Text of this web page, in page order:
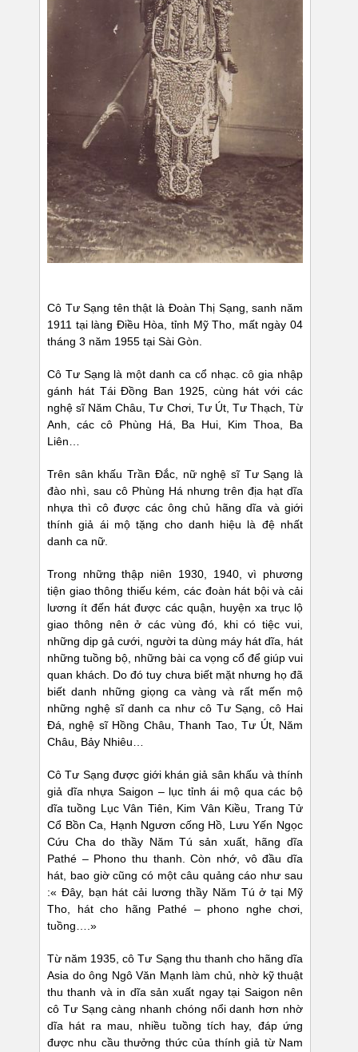
Cô Tư Sạng tên thật là Đoàn Thị Sạng, sanh năm
1911 tại làng Điều Hòa, tỉnh Mỹ Tho, mất ngày 04
tháng 3 năm 1955 tại Sài Gòn.
Cô Tư Sạng là một danh ca cổ nhạc. cô gia nhập
gánh hát Tái Đồng Ban 1925, cùng hát với các
nghệ sĩ Năm Châu, Tư Chơi, Tư Út, Tư Thạch, Từ
Anh, các cô Phùng Há, Ba Hui, Kim Thoa, Ba
Liên…
Trên sân khấu Trần Đắc, nữ nghệ sĩ Tư Sạng là
đào nhì, sau cô Phùng Há nhưng trên địa hạt dĩa
nhựa thì cô được các ông chủ hãng dĩa và giới
thính giả ái mộ tặng cho danh hiệu là đệ nhất
danh ca nữ.
Trong những thập niên 1930, 1940, vì phương
tiện giao thông thiếu kém, các đoàn hát bội và cải
lương ít đến hát được các quận, huyện xa trục lộ
giao thông nên ở các vùng đó, khi có tiệc vui,
những dịp gả cưới, người ta dùng máy hát dĩa, hát
những tuồng bộ, những bài ca vọng cổ để giúp vui
quan khách. Do đó tuy chưa biết mặt nhưng họ đã
biết danh những giọng ca vàng và rất mến mộ
những nghệ sĩ danh ca như cô Tư Sạng, cô Hai
Đá, nghệ sĩ Hồng Châu, Thanh Tao, Tư Út, Năm
Châu, Bảy Nhiêu…
Cô Tư Sạng được giới khán giả sân khấu và thính
giả dĩa nhựa Saigon – lục tỉnh ái mộ qua các bộ
dĩa tuồng Lục Vân Tiên, Kim Vân Kiều, Trang Tử
Cổ Bồn Ca, Hạnh Ngươn cống Hồ, Lưu Yến Ngọc
Cứu Cha do thầy Năm Tú sản xuất, hãng dĩa
Pathé – Phono thu thanh. Còn nhớ, vô đầu dĩa
hát, bao giờ cũng có một câu quảng cáo như sau
:« Đây, bạn hát cải lương thầy Năm Tú ở tại Mỹ
Tho, hát cho hãng Pathé – phono nghe chơi,
tuồng….»
Từ năm 1935, cô Tư Sạng thu thanh cho hãng dĩa
Asia do ông Ngô Văn Mạnh làm chủ, nhờ kỹ thuật
thu thanh và in dĩa sản xuất ngay tại Saigon nên
cô Tư Sạng càng nhanh chóng nổi danh hơn nhờ
dĩa hát ra mau, nhiều tuồng tích hay, đáp ứng
được nhu cầu thưởng thức của thính giả từ Nam